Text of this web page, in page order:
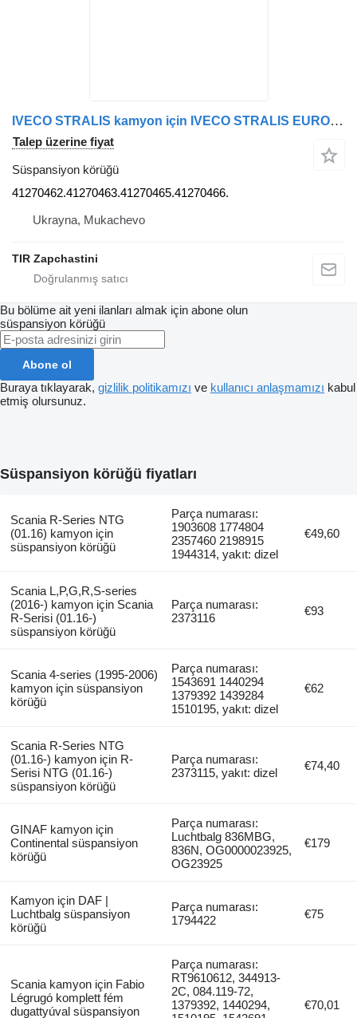
IVECO STRALIS kamyon için IVECO STRALIS EURO 4/5 . 206686.1TS 41270462.41270463.41270465.41270466. süspansiyon körüğü
Talep üzerine fiyat
Süspansiyon körüğü
41270462.41270463.41270465.41270466.
Ukrayna, Mukachevo
TIR Zapchastini
Bu bölüme ait yeni ilanları almak için abone olun
süspansiyon körüğü
Abone ol
Buraya tıklayarak, gizlilik politikamızı ve kullanıcı anlaşmamızı kabul
etmiş olursunuz.
Süspansiyon körüğü fiyatları
Scania R-Series NTG
(01.16) kamyon için
süspansiyon körüğü
Parça numarası:
1903608 1774804
2357460 2198915
1944314, yakıt: dizel
€49,60
Scania L,P,G,R,S-series
(2016-) kamyon için Scania
R-Serisi (01.16-)
süspansiyon körüğü
Parça numarası:
2373116
€93
Scania 4-series (1995-2006)
kamyon için süspansiyon
körüğü
Parça numarası:
1543691 1440294
1379392 1439284
1510195, yakıt: dizel
€62
Scania R-Series NTG
(01.16-) kamyon için R-
Serisi NTG (01.16-)
süspansiyon körüğü
Parça numarası:
2373115, yakıt: dizel
€74,40
GINAF kamyon için
Continental süspansiyon
körüğü
Parça numarası:
Luchtbalg 836MBG,
836N, OG0000023925,
OG23925
€179
Kamyon için DAF |
Luchtbalg süspansiyon
körüğü
Parça numarası:
1794422
€75
Scania kamyon için Fabio
Légrugó komplett fém
dugattyúval süspansiyon
Parça numarası:
RT9610612, 344913-
2C, 084.119-72,
1379392, 1440294,
€70,01